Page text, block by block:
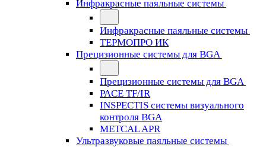
Инфракрасные паяльные системы
Инфракрасные паяльные системы
ТЕРМОПРО ИК
Прецизионные системы для BGA
Прецизионные системы для BGA
PACE TF/IR
INSPECTIS системы визуального
контроля BGA
METCAL APR
Ультразвуковые паяльные системы